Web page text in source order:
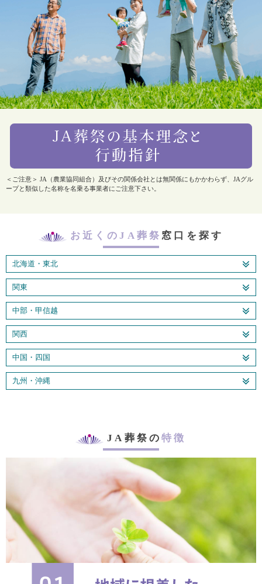
＜ご注意＞ JA（農業協同組合）及びその関係会社とは無関係にもかかわらず、JAグル
ープと類似した名称を名乗る事業者にご注意下さい。
お近くのJA葬祭 窓口を探す
北海道・東北
関東
中部・甲信越
関西
中国・四国
九州・沖縄
JA葬祭の特徴